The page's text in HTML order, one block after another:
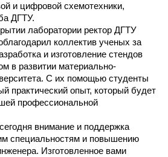
и цифровой схемотехники,
ДГТУ.
лаборатории ректор ДГТУ
коллектив ученых за
и изготовление стендов
в развитии материально-
С их помощью студенты
практический опыт, который будет
профессиональной
внимание и поддержка
специальностям и повышению
Изготовленное вами